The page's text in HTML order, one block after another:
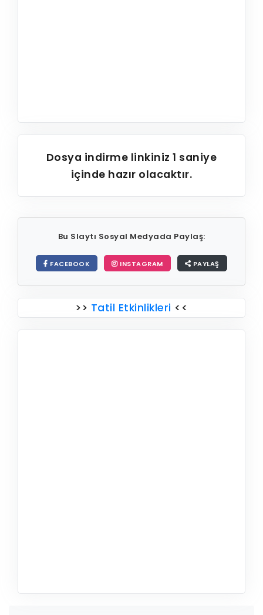
Dosya indirme linkiniz1 saniye
içinde hazır olacaktır.
Bu Slaytı Sosyal Medyada Paylaş:
FACEBOOK INSTAGRAM PAYLAŞ
>> Tatil Etkinlikleri <<